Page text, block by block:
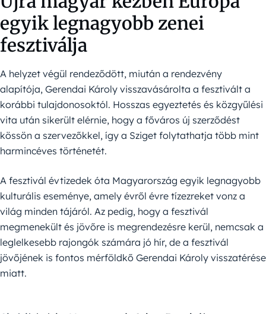
egyik legnagyobb zenei
fesztiválja
A helyzet végül rendeződött, miután a rendezvény
alapítója, Gerendai Károly visszavásárolta a fesztivált a
korábbi tulajdonosoktól. Hosszas egyeztetés és közgyűlési
vita után sikerült elérnie, hogy a főváros új szerződést
kössön a szervezőkkel, így a Sziget folytathatja több mint
harmincéves történetét.
A fesztivál évtizedek óta Magyarország egyik legnagyobb
kulturális eseménye, amely évről évre tízezreket vonz a
világ minden tájáról. Az pedig, hogy a fesztivál
megmenekült és jövőre is megrendezésre kerül, nemcsak a
leglelkesebb rajongók számára jó hír, de a fesztivál
jövőjének is fontos mérföldkő Gerendai Károly visszatérése
miatt.